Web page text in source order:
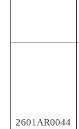
2601AR0044